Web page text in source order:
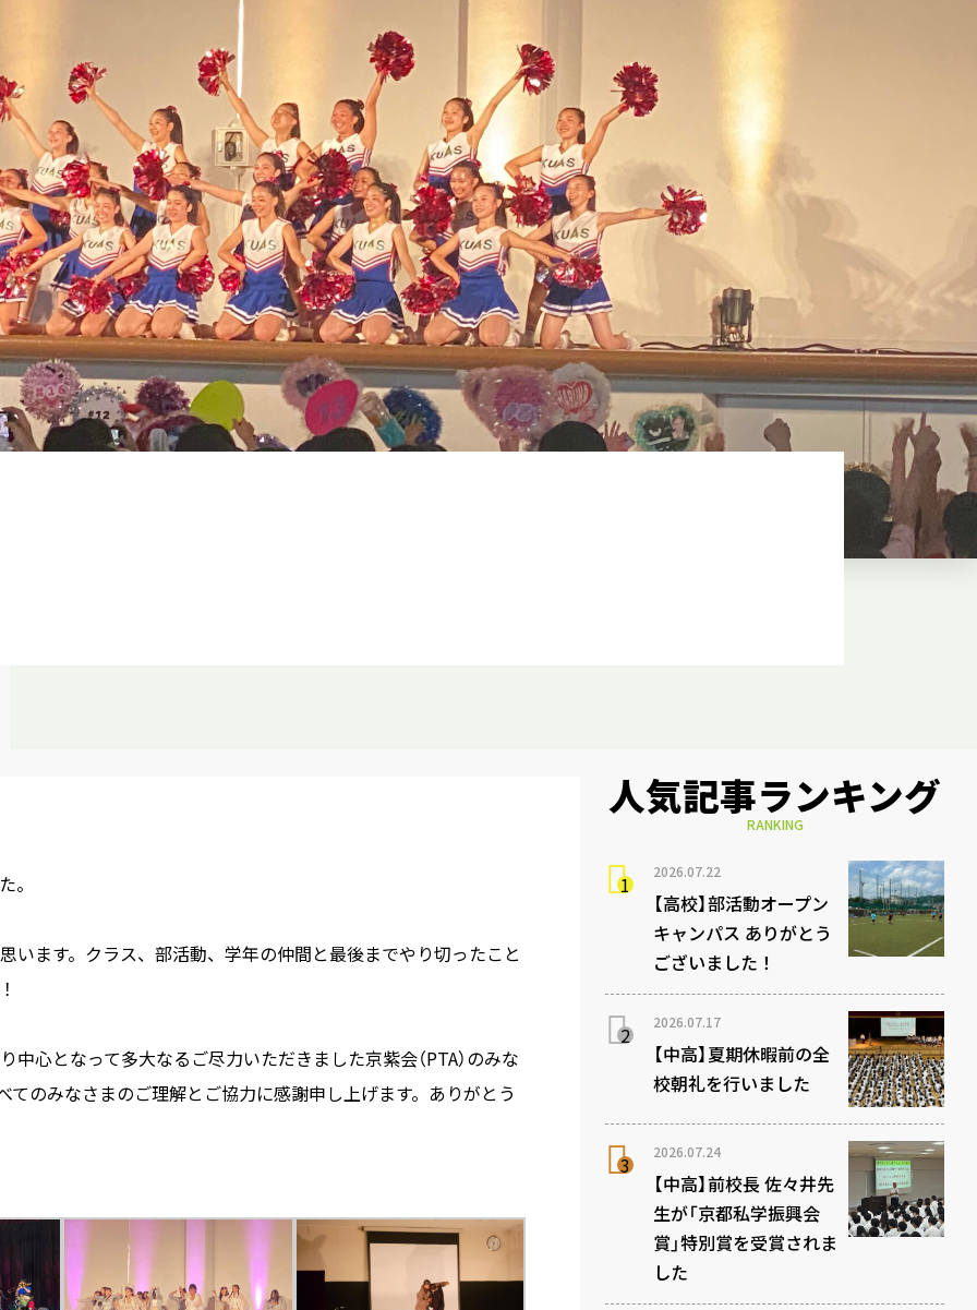
。
います。クラス、部活動、学年の仲間と最後までやり切ったこと
心となって多大なるご尽力いただきました京紫会（PTA）のみな
のみなさまのご理解とご協力に感謝申し上げます。ありがとう
人気記事ランキング
RANKING
2026.07.22
【高校】部活動オープン
キャンパス ありがとう
ございました！
2026.07.17
【中高】夏期休暇前の全
校朝礼を行いました
2026.07.24
【中高】前校長 佐々井先
生が「京都私学振興会
賞」特別賞を受賞されま
した